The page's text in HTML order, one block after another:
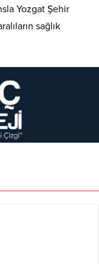
Yozgat Şehir
sağlık